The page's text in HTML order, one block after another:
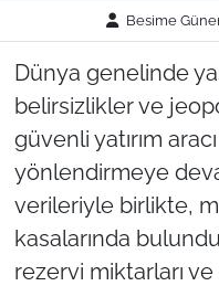
Besime
Dünya genelinde
belirsizlikler ve
güvenli yatırım
yönlendirmeye
verileriyle birlikte,
kasalarında
rezervi miktarları